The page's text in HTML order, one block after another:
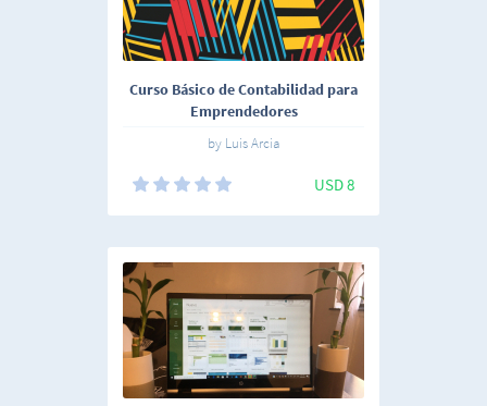
Curso Básico de Contabilidad para
Emprendedores
by Luis Arcia
USD 8